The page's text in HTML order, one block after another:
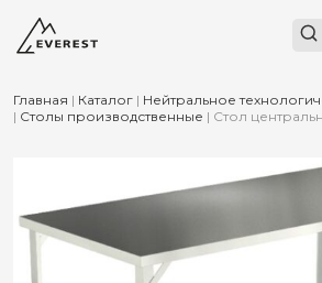
Главная | Каталог | Нейтральное
| Столы производственные | Стол